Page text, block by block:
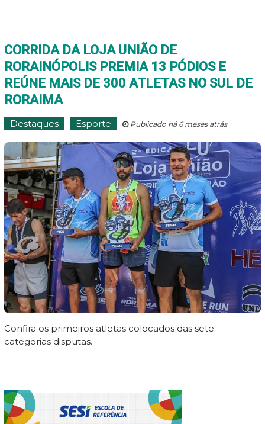
CORRIDA DA LOJA UNIÃO DE
RORAINÓPOLIS PREMIA 13 PÓDIOS E
REÚNE MAIS DE 300 ATLETAS NO SUL DE
RORAIMA
Destaques Esporte Publicado há 6 meses atrás
Confira os primeiros atletas colocados das sete
categorias disputas.